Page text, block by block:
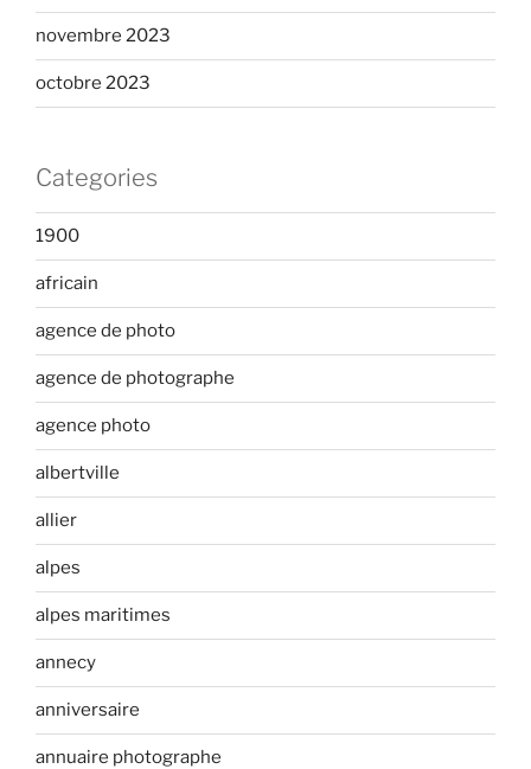
novembre 2023
octobre 2023
Categories
1900
africain
agence de photo
agence de photographe
agence photo
albertville
allier
alpes
alpes maritimes
annecy
anniversaire
annuaire photographe